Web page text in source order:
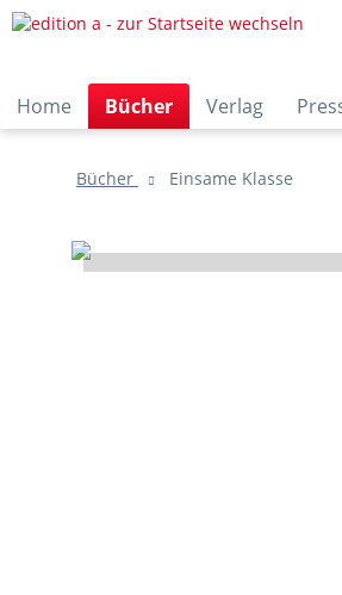
Home Bücher Verlag
Bücher Einsame Klasse